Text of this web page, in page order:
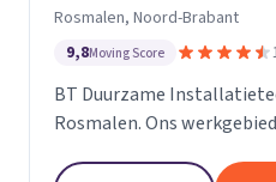
Rosmalen, Noord-Brabant
9,8Moving Score
BT Duurzame
Rosmalen. Ons